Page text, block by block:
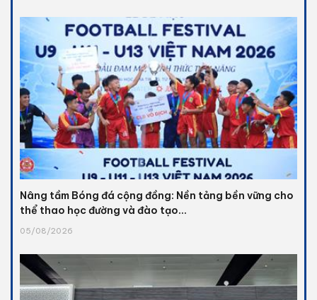
Nâng tầm Bóng đá cộng đồng: Nền tảng bền vững cho
thể thao học đường và đào tạo...
05/08/2026